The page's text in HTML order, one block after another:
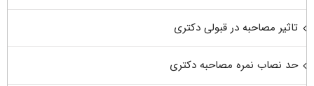
تاثیر مصاحبه در قبولی دکتری
حد نصاب نمره مصاحبه دکتری